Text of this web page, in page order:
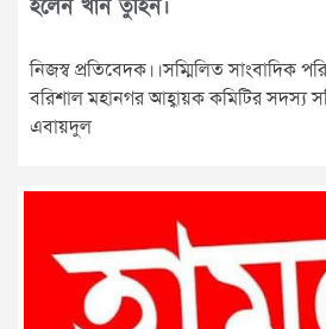
হলেন খান তুহিন।
নিজস্ব প্রতিবেদক।।সম্মিলিত সাংবাদিক
বরিশাল মহানগর আহ্বায়ক কমিটির সদস্য
এবায়দুল